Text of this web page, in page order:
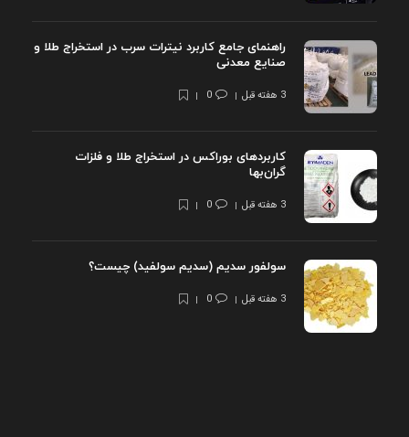
راهنمای جامع کاربرد نیترات سرب در استخراج طلا و
صنایع معدنی
3 هفته قبل 0
کاربردهای بوراکس در استخراج طلا و فلزات
گران‌بها
3 هفته قبل 0
سولفور سدیم (سدیم سولفید) چیست؟
3 هفته قبل 0